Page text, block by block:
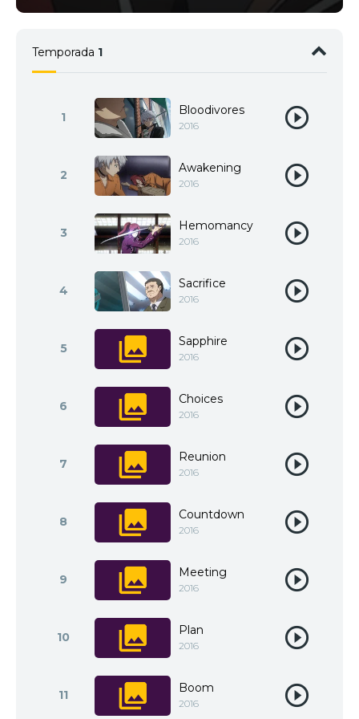
Temporada 1
1 Bloodivores
2016
2 Awakening
2016
3 Hemomancy
2016
4 Sacrifice
2016
5 Sapphire
2016
6 Choices
2016
7 Reunion
2016
8 Countdown
2016
9 Meeting
2016
10 Plan
2016
11 Boom
2016